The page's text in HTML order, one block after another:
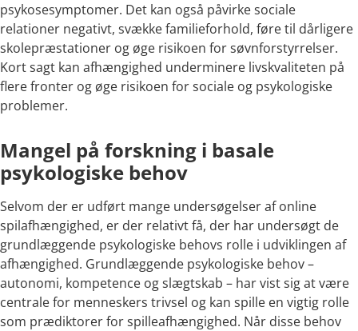
psykosesymptomer. Det kan også påvirke sociale
relationer negativt, svække familieforhold, føre til dårligere
skolepræstationer og øge risikoen for søvnforstyrrelser.
Kort sagt kan afhængighed underminere livskvaliteten på
flere fronter og øge risikoen for sociale og psykologiske
problemer.
Mangel på forskning i basale
psykologiske behov
Selvom der er udført mange undersøgelser af online
spilafhængighed, er der relativt få, der har undersøgt de
grundlæggende psykologiske behovs rolle i udviklingen af
afhængighed. Grundlæggende psykologiske behov –
autonomi, kompetence og slægtskab – har vist sig at være
centrale for menneskers trivsel og kan spille en vigtig rolle
som prædiktorer for spilleafhængighed. Når disse behov